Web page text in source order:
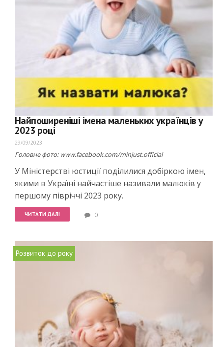
Найпоширеніші імена маленьких українців у
2023 році
29/09/2023
Головне фото: www.facebook.com/minjust.official
У Міністерстві юстиції поділилися добіркою імен,
якими в Україні найчастіше називали малюків у
першому півріччі 2023 року.
ЧИТАТИ ДАЛІ 0
Розвиток до року